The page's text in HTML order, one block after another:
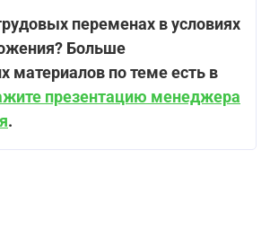
переменах в условиях
Больше
материалов по теме есть в
презентацию менеджера
.